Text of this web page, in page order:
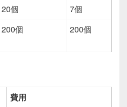
20個
7個
200個 200個
費用